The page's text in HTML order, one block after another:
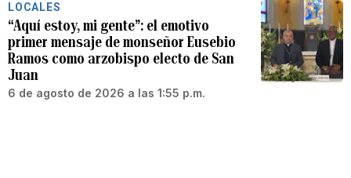
LOCALES
“Aquí estoy, mi gente”: el emotivo
primer mensaje de monseñor Eusebio
Ramos como arzobispo electo de San
Juan
6 de agosto de 2026 a las 1:55 p.m.